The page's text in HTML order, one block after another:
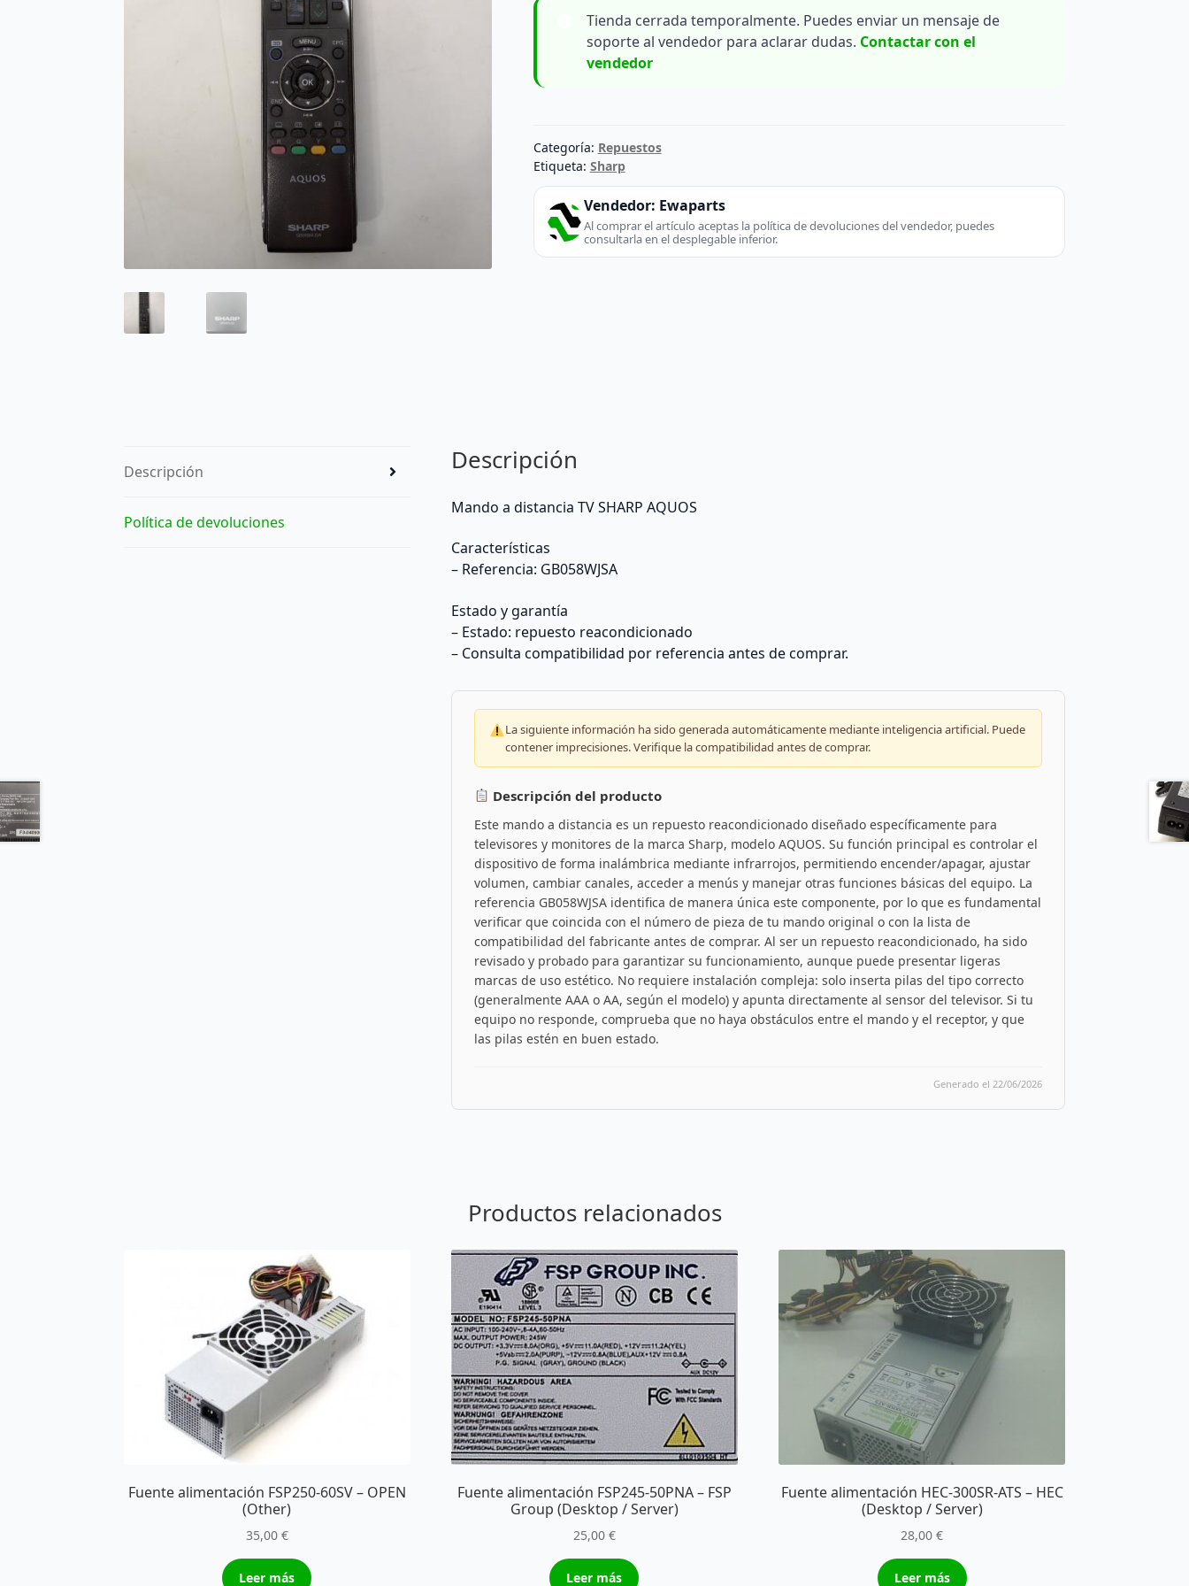
Tienda cerrada temporalmente. Puedes enviar un mensaje de
soporte al vendedor para aclarar dudas. Contactar con el
vendedor
Categoría: Repuestos
Etiqueta: Sharp
Vendedor: Ewaparts
Al comprar el artículo aceptas la política de devoluciones del vendedor, puedes
consultarla en el desplegable inferior.
Descripción
Política de devoluciones
Descripción
Mando a distancia TV SHARP AQUOS
Características
– Referencia: GB058WJSA
Estado y garantía
– Estado: repuesto reacondicionado
– Consulta compatibilidad por referencia antes de comprar.
La siguiente información ha sido generada automáticamente mediante inteligencia artificial. Puede
contener imprecisiones. Verifique la compatibilidad antes de comprar.
Descripción del producto
Este mando a distancia es un repuesto reacondicionado diseñado específicamente para
televisores y monitores de la marca Sharp, modelo AQUOS. Su función principal es controlar el
dispositivo de forma inalámbrica mediante infrarrojos, permitiendo encender/apagar, ajustar
volumen, cambiar canales, acceder a menús y manejar otras funciones básicas del equipo. La
referencia GB058WJSA identifica de manera única este componente, por lo que es fundamental
verificar que coincida con el número de pieza de tu mando original o con la lista de
compatibilidad del fabricante antes de comprar. Al ser un repuesto reacondicionado, ha sido
revisado y probado para garantizar su funcionamiento, aunque puede presentar ligeras
marcas de uso estético. No requiere instalación compleja: solo inserta pilas del tipo correcto
(generalmente AAA o AA, según el modelo) y apunta directamente al sensor del televisor. Si tu
equipo no responde, comprueba que no haya obstáculos entre el mando y el receptor, y que
las pilas estén en buen estado.
Generado el 22/06/2026
Productos relacionados
Fuente alimentación FSP250-60SV – OPEN
(Other)
35,00 €
Leer más
Fuente alimentación FSP245-50PNA – FSP
Group (Desktop / Server)
25,00 €
Leer más
Fuente alimentación HEC-300SR-ATS – HEC
(Desktop / Server)
28,00€
Leer más